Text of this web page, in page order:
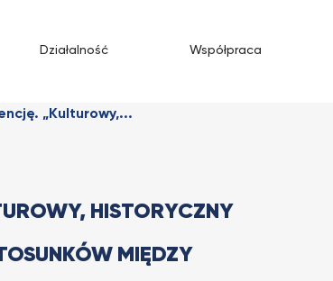
Działalność Współpraca
„Kulturowy,...
HISTORYCZNY
MIĘDZY